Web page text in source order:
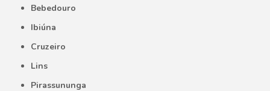
Bebedouro
Ibiúna
Cruzeiro
Lins
Pirassununga